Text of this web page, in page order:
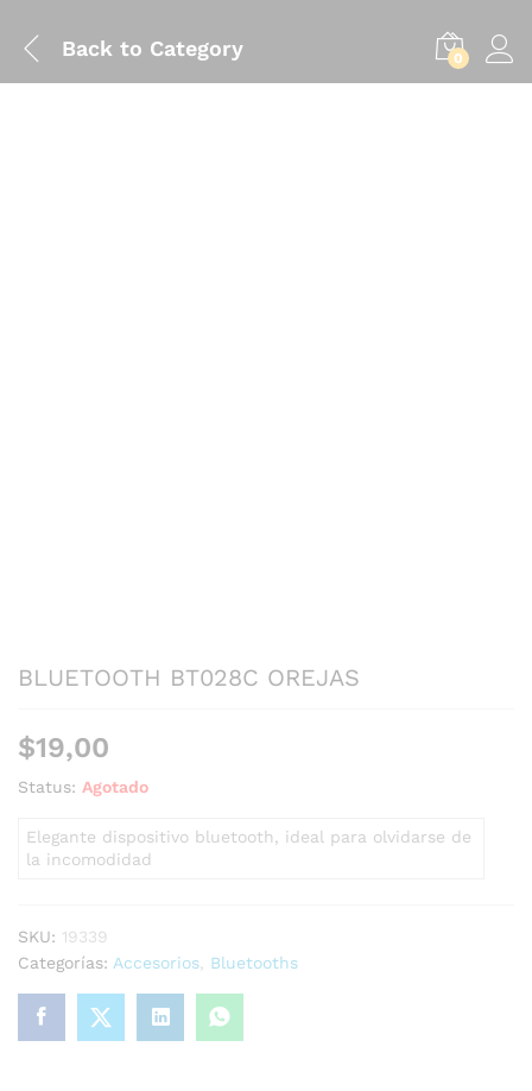
Back to Category 0
BLUETOOTH BT028C OREJAS
$19,00
Status: Agotado
Elegante dispositivo bluetooth, ideal para olvidarse de
la incomodidad
SKU: 19339
Categorías: Accesorios Bluetooths